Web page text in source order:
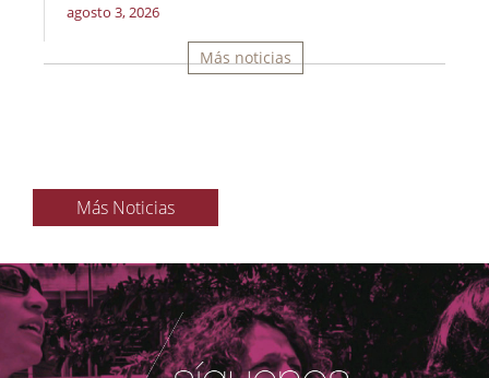
agosto 3, 2026
Más noticias
Más Noticias